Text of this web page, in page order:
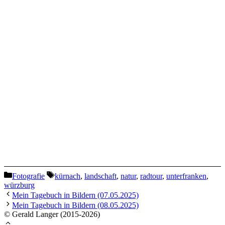
Kategorien
Fotografie Schlagwörter
kürnach, landschaft, natur, radtour, unterfranken,
würzburg
Mein Tagebuch in Bildern (07.05.2025)
Mein Tagebuch in Bildern (08.05.2025)
© Gerald Langer (2015-2026)